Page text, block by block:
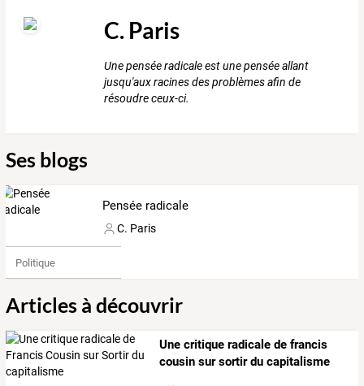
C. Paris
Une pensée radicale est une pensée allant
jusqu'aux racines des problèmes afin de
résoudre ceux-ci.
Ses blogs
Pensée radicale
C. Paris
Politique
Articles à découvrir
Une critique radicale de francis
cousin sur sortir du capitalisme